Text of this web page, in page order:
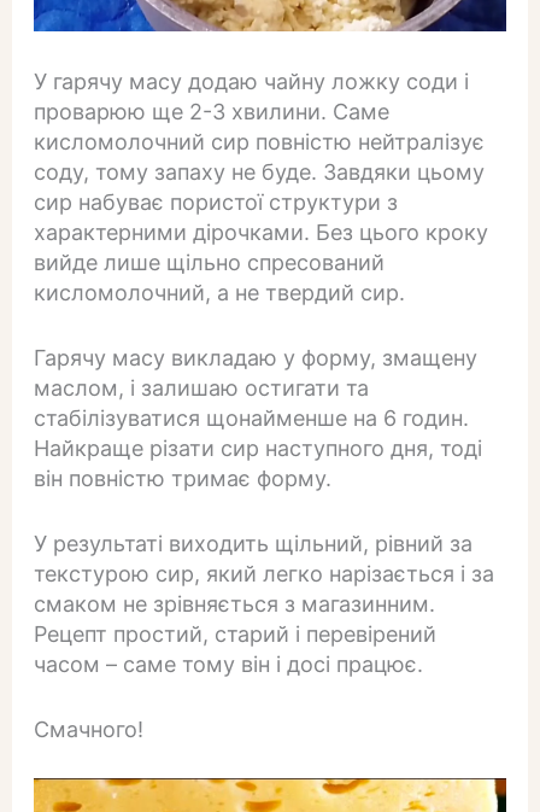
У гарячу масу додаю чайну ложку соди і
проварюю ще 2-3 хвилини. Саме
кисломолочний сир повністю нейтралізує
соду, тому запаху не буде. Завдяки цьому
сир набуває пористої структури з
характерними дірочками. Без цього кроку
вийде лише щільно спресований
кисломолочний, а не твердий сир.
Гарячу масу викладаю у форму, змащену
маслом, і залишаю остигати та
стабілізуватися щонайменше на 6 годин.
Найкраще різати сир наступного дня, тоді
він повністю тримає форму.
У результаті виходить щільний, рівний за
текстурою сир, який легко нарізається і за
смаком не зрівняється з магазинним.
Рецепт простий, старий і перевірений
часом – саме тому він і досі працює.
Смачного!